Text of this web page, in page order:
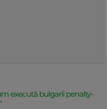
execută bulgarii penalty-